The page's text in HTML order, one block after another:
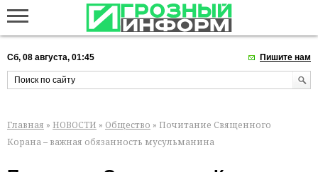
Сб, 08 августа, 01:45 Пишите нам
Главная » НОВОСТИ » Общество » Почитание Священного
Корана – важная обязанность мусульманина